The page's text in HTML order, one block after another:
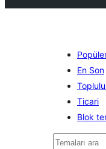
En Son
Ticari
Blok
Ara